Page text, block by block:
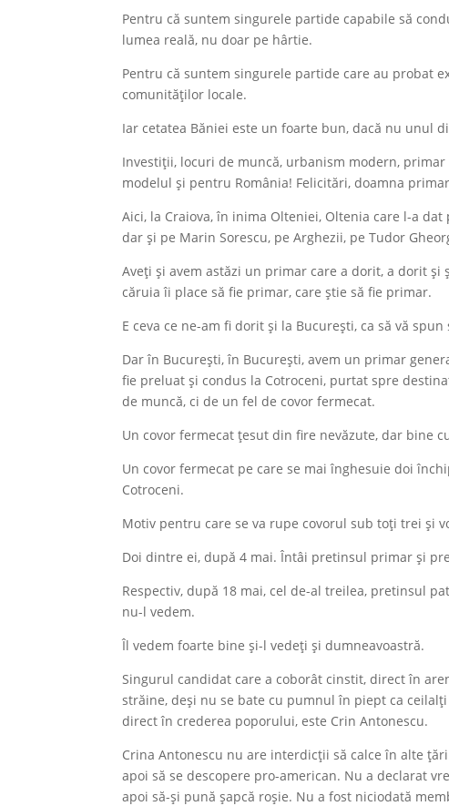
Pentru că suntem singurele partide capabile să
lumea reală, nu doar pe hârtie.
Pentru că suntem singurele partide care au probat
comunităților locale.
Iar cetatea Băniei este un foarte bun, dacă nu unul
Investiții, locuri de muncă, urbanism modern,
modelul și pentru România! Felicitări, doamna
Aici, la Craiova, în inima Olteniei, Oltenia care l-a
dar și pe Marin Sorescu, pe Arghezii, pe Tudor
Aveți și avem astăzi un primar care a dorit, a dorit
căruia îi place să fie primar, care știe să fie primar.
E ceva ce ne-am fi dorit și la București, ca să vă spun
Dar în București, în București, avem un primar
fie preluat și condus la Cotroceni, purtat spre
de muncă, ci de un fel de covor fermecat.
Un covor fermecat țesut din fire nevăzute, dar bine
Un covor fermecat pe care se mai înghesuie doi
Cotroceni.
Motiv pentru care se va rupe covorul sub toți trei și
Doi dintre ei, după 4 mai. Întâi pretinsul primar și
Respectiv, după 18 mai, cel de-al treilea, pretinsul
nu-l vedem.
Îl vedem foarte bine și-l vedeți și dumneavoastră.
Singurul candidat care a coborât cinstit, direct în
străine, deși nu se bate cu pumnul în piept ca
direct în crederea poporului, este Crin Antonescu.
Crina Antonescu nu are interdicții să calce în alte
apoi să se descopere pro-american. Nu a declarat
apoi să-și pună șapcă roșie. Nu a fost niciodată